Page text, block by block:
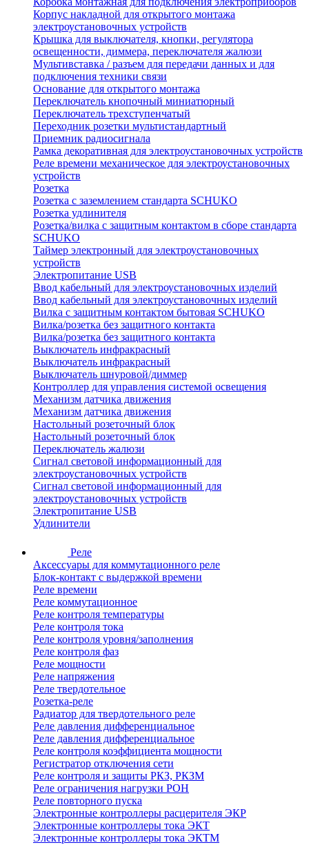
Корпус накладной для открытого монтажа
электроустановочных устройств
Крышка для выключателя, кнопки, регулятора
освещенности, диммера, переключателя жалюзи
Мультивставка / разъем для передачи данных и для
подключения техники связи
Основание для открытого монтажа
Переключатель кнопочный миниатюрный
Переключатель трехступенчатый
Переходник розетки мультистандартный
Приемник радиосигнала
Рамка декоративная для электроустановочных устройств
Реле времени механическое для электроустановочных
устройств
Розетка
Розетка с заземлением стандарта SCHUKO
Розетка удлинителя
Розетка/вилка с защитным контактом в сборе стандарта
SCHUKO
Таймер электронный для электроустановочных
устройств
Электропитание USB
Ввод кабельный для электроустановочных изделий
Ввод кабельный для электроустановочных изделий
Вилка с защитным контактом бытовая SCHUKO
Вилка/розетка без защитного контакта
Вилка/розетка без защитного контакта
Выключатель инфракрасный
Выключатель инфракрасный
Выключатель шнуровой/диммер
Контроллер для управления системой освещения
Механизм датчика движения
Механизм датчика движения
Настольный розеточный блок
Настольный розеточный блок
Переключатель жалюзи
Сигнал световой информационный для
электроустановочных устройств
Сигнал световой информационный для
электроустановочных устройств
Электропитание USB
Удлинители
Реле
Аксессуары для коммутационного реле
Блок-контакт с выдержкой времени
Реле времени
Реле коммутационное
Реле контроля температуры
Реле контроля тока
Реле контроля уровня/заполнения
Реле контроля фаз
Реле мощности
Реле напряжения
Реле твердотельное
Розетка-реле
Радиатор для твердотельного реле
Реле давления дифференциальное
Реле давления дифференциальное
Реле контроля коэффициента мощности
Регистратор отключения сети
Реле контроля и защиты РКЗ, РКЗМ
Реле ограничения нагрузки РОН
Реле повторного пуска
Электронные контроллеры расцерителя ЭКР
Электронные контроллеры тока ЭКТ
Электронные контроллеры тока ЭКТМ